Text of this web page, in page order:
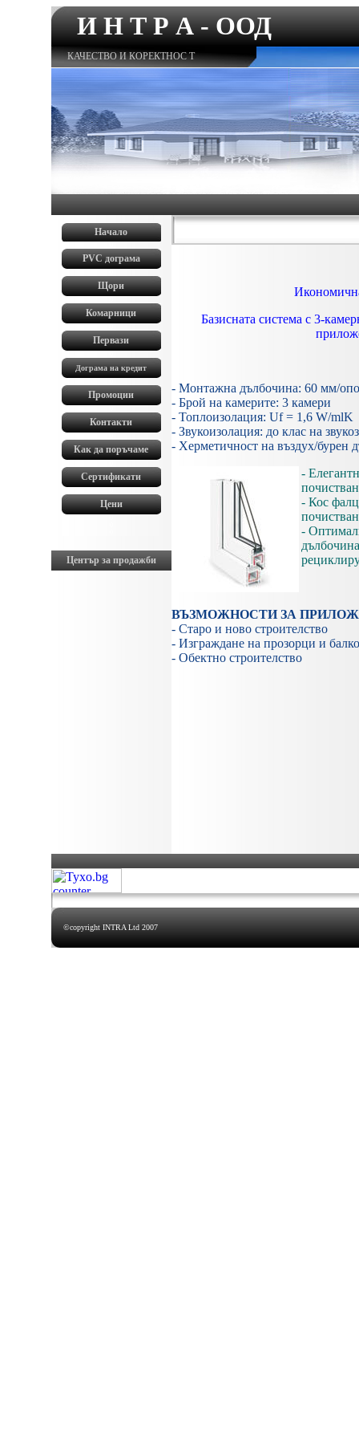
И Н Т Р А - ООД
КАЧЕСТВО И КОРЕКТНОС Т
Начало
PVCдограма
Щори
Комарници
Первази
Дограма на кредит
Промоции
Контакти
Как да поръчаме
Сертификати
Цени
Център за продажби
Базисната система с 3-
- Монтажна дълбочина: 60 мм/
- Брой на камерите: 3 камери
- Топлоизолация: Uf = 1,6 W/mlK
- Звукоизолация: до клас на
- Херметичност на въздух/бурен
-
- Кос
-
ВЪЗМОЖНОСТИ ЗА
- Старо и ново строителство
- Изграждане на прозорци и
- Обектно строителство
©copyright INTRA Ltd2007